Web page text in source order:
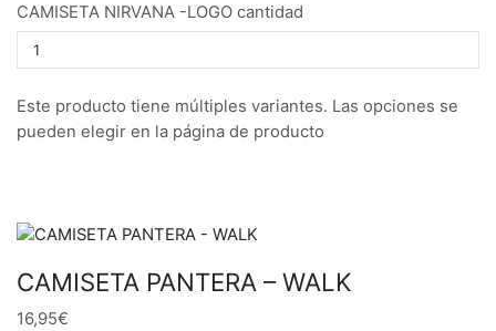
CAMISETA NIRVANA -LOGO cantidad
Este producto tiene múltiples variantes. Las opciones se
pueden elegir en la página de producto
CAMISETA PANTERA – WALK
16,95€